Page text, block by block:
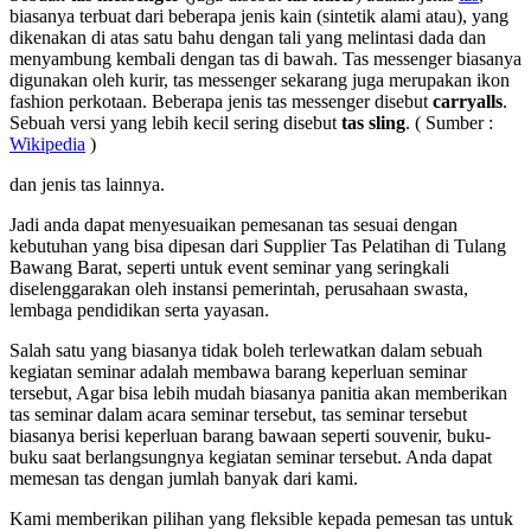
biasanya terbuat dari beberapa jenis kain (sintetik alami atau), yang
dikenakan di atas satu bahu dengan tali yang melintasi dada dan
menyambung kembali dengan tas di bawah. Tas messenger biasanya
digunakan oleh kurir, tas messenger sekarang juga merupakan ikon
fashion perkotaan. Beberapa jenis tas messenger disebut carryalls.
Sebuah versi yang lebih kecil sering disebut tas sling. ( Sumber :
Wikipedia )
dan jenis tas lainnya.
Jadi anda dapat menyesuaikan pemesanan tas sesuai dengan
kebutuhan yang bisa dipesan dari Supplier Tas Pelatihan di Tulang
Bawang Barat, seperti untuk event seminar yang seringkali
diselenggarakan oleh instansi pemerintah, perusahaan swasta,
lembaga pendidikan serta yayasan.
Salah satu yang biasanya tidak boleh terlewatkan dalam sebuah
kegiatan seminar adalah membawa barang keperluan seminar
tersebut, Agar bisa lebih mudah biasanya panitia akan memberikan
tas seminar dalam acara seminar tersebut, tas seminar tersebut
biasanya berisi keperluan barang bawaan seperti souvenir, buku-
buku saat berlangsungnya kegiatan seminar tersebut. Anda dapat
memesan tas dengan jumlah banyak dari kami.
Kami memberikan pilihan yang fleksible kepada pemesan tas untuk